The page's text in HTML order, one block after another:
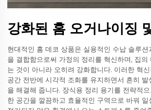
강화된 홈 오거나이징
현대적인 홈 데코 상품은 실용적인 수납 솔루션
을 결합함으로써 가정의 정리를 혁신하며, 집의
는 것이 아니라 오히려 강화합니다. 이러한 혁
공간 전반에 시각적 조화를 유지하면서 흔히
을 해결해 줍니다. 장식용 정리 용기를 전략적
한 공간을 깔끔하고 효율적인 구역으로 바꿔